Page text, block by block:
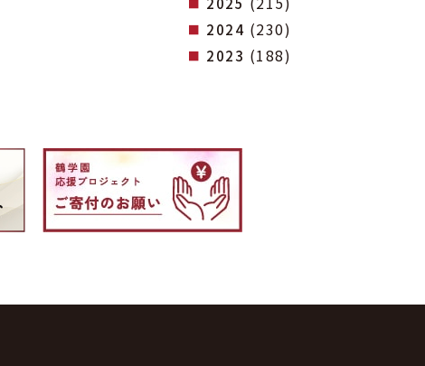
2024 (230)
2023 (188)